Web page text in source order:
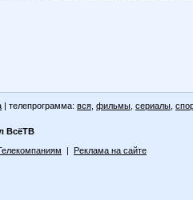
| телепрограмма: вся фильмы сериалы
ВсёТВ
| Реклама на сайте